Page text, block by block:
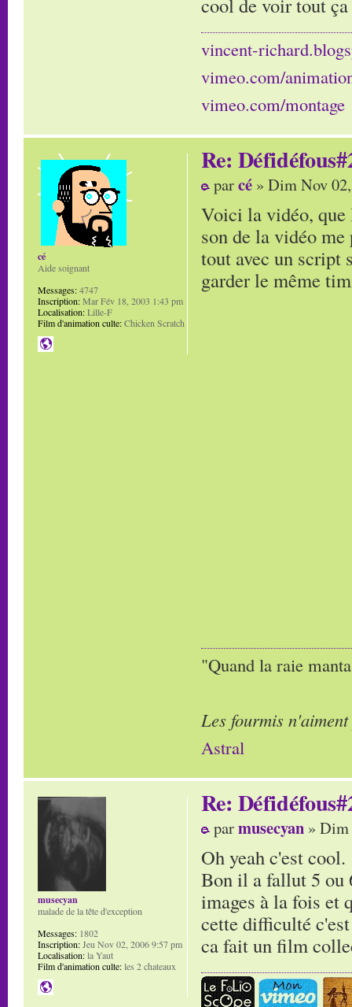
cool de voir tout
vincent-
vimeo.com/
vimeo.com/montage
Re:
parcé » Dim Nov
Voici la vidéo,
son de la vidéo
tout avec un script
garder le même
"Quand la raie
Les fourmis
Astral
cé
Aide soignant
Messages:4747
Inscription:Mar Fév 18, 2003 1:43 pm
Localisation:Lille-F
Film d'animation culte:Chicken Scratch
Re:
parmusecyan » Dim
Oh yeah c'est cool.
Bon il a fallut 5 ou
images à la fois et
cette difficulté
ca fait un film
musecyan
malade de la tête d'exception
Messages: 1802
Inscription:Jeu Nov 02, 2006 9:57 pm
Localisation:la Yaut
Film d'animation culte:les 2 chateaux